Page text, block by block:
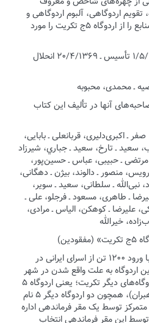
تقویم اردوگاهی، آلبوم اردوگاهی و
فهرست محققان،کارشناسان و منابع را از اردوگاه ۵ج تکریت را مورد
۲.‌ زمان دربرگيرنده كتاب: ۱/۵/۱۳۶۷ تأسیس ـ ۲۰/۴/۱۳۶۹ انحلال
آنها در تألیف این کتاب
ـ اکبری‌دلیری، قربانعلی ـ بابایی،
سعید ـ تارخ، سعید ـ جباري، شیرزاد
ـ حبیبی، عباس ـ حسین‌پور،
منصور ـ دالوند، بیژن ـ دهگانی،
نبی‌الله ـ سلطانی، سعید ـ سویر،
ـ طاهری، مسعود ـ فرجلو، علی ـ
علیرضا ـ کوهکن، الیاس ـ مرادی،
خیرالله
اردوگاه ۵ ج تکریت (مفقودین) با ورود ۱۲۰۰ تن از اسرای ایرانی در
شد. این اردوگاه به علت واقع شدن در شهر
تکریت و همچنین نزدیکی به اردوگاه‌های دیگر تکریت؛ یعنی اردوگاه ۵
الف (افسران) و اردوگاه ۵ ب (رهبران)، همچون دو اردوگاه دیگر ۵ نام
توسط یک مقر فرماندهی اداره
این مقر فرماندهی انتخاب